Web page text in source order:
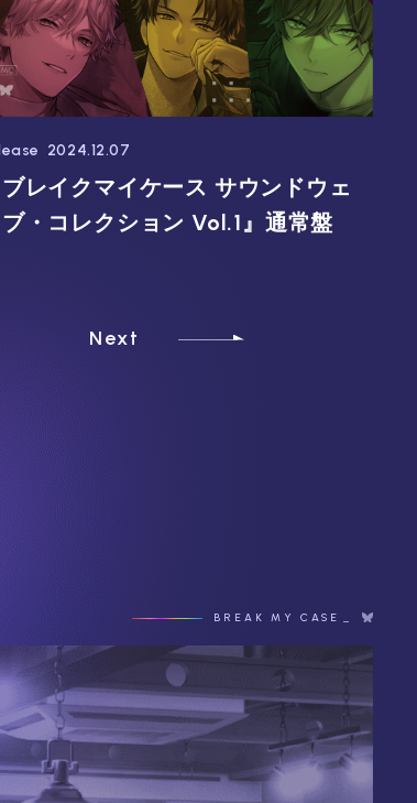
2024.12.07
ブレイクマイケース サウンドウェ
・コレクション Vol.1』通常盤
Next
BREAK MY CASE